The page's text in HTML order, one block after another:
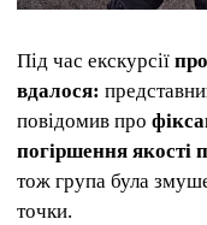
Під час екскурсії
вдалося:
повідомив про
погіршення якості
тож група була
точки.